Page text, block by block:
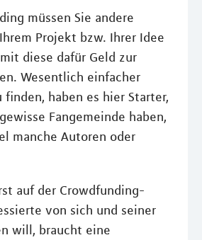
müssen Sie andere
Projekt bzw. Ihrer Idee
diese dafür Geld zur
Wesentlich einfacher
haben es hier Starter,
Fangemeinde haben,
manche Autoren oder
auf der Crowdfunding-
von sich und seiner
will, braucht eine